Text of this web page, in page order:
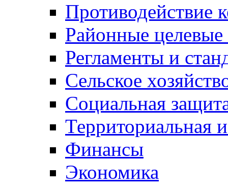
Противодействие
Районные
Регламенты и
Сельское
Социальная
Территориальная
Финансы
Экономика